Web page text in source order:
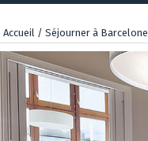
Accueil / Séjourner à Barcelone